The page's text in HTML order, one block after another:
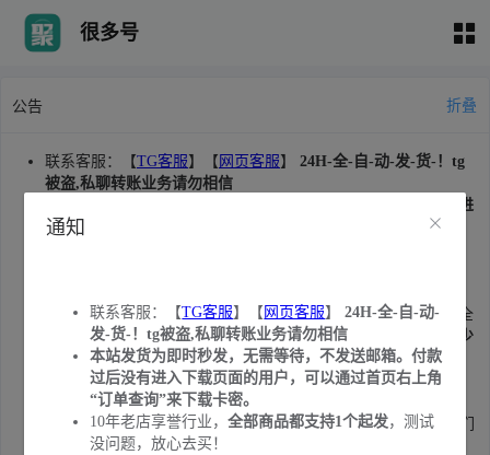
很多号
公告 折叠
联系客服：【TG客服】【 网页客服】 24H-全-自-动-发-货-！tg
被盗,私聊转账业务请勿相信
本站发货为即时秒发，无需等待，不发送邮箱。付款过后没有进
入下载页面的用户，可以通过首页右上角“订单查询”来下载卡
温馨提醒：为满足不同用户的业务需求，本店所售产品类型较全
面。望您知悉，并非价格高的号才是适合您业务的账号。务必
少
量购买测试后再批量购买。产品质量问题，请及时联系客服售
本站认真做账号，敬请收藏本站
近期发现有黑客扫描订单暴力获取用户卡密:1.建议大家注册我们
网站的会员进行购买(注册会员订单无法被扫描)。
通知
联系客服：【TG客服】【网页客服】24H-全-自-动-
发-货-！tg被盗,私聊转账业务请勿相信
本站发货为即时秒发，无需等待，不发送邮箱。付款
过后没有进入下载页面的用户，可以通过首页右上角
“订单查询”来下载卡密。
10年老店享誉行业，全部商品都支持1个起发，测试
没问题，放心去买！